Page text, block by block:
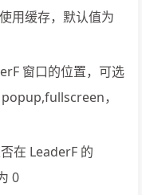
用缓存，默认值为
窗口的位置，可选
，
在 LeaderF 的
0